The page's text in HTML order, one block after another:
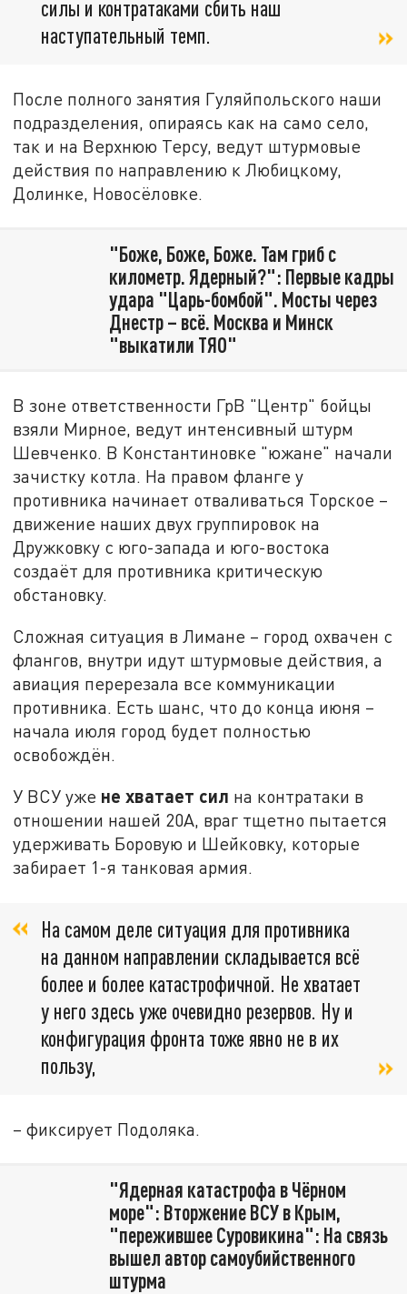
силы и контратаками сбить наш
наступательный темп.
После полного занятия Гуляйпольского наши
подразделения, опираясь как на само село,
так и на Верхнюю Терсу, ведут штурмовые
действия по направлению к Любицкому,
Долинке, Новосёловке.
"Боже, Боже, Боже. Там гриб с
километр. Ядерный?": Первые кадры
удара "Царь-бомбой". Мосты через
Днестр – всё. Москва и Минск
"выкатили ТЯО"
В зоне ответственности ГрВ "Центр" бойцы
взяли Мирное, ведут интенсивный штурм
Шевченко. В Константиновке "южане" начали
зачистку котла. На правом фланге у
противника начинает отваливаться Торское –
движение наших двух группировок на
Дружковку с юго-запада и юго-востока
создаёт для противника критическую
обстановку.
Сложная ситуация в Лимане – город охвачен с
флангов, внутри идут штурмовые действия, а
авиация перерезала все коммуникации
противника. Есть шанс, что до конца июня –
начала июля город будет полностью
освобождён.
У ВСУ уже не хватает сил на контратаки в
отношении нашей 20А, враг тщетно пытается
удерживать Боровую и Шейковку, которые
забирает 1-я танковая армия.
На самом деле ситуация для противника
на данном направлении складывается всё
более и более катастрофичной. Не хватает
у него здесь уже очевидно резервов. Ну и
конфигурация фронта тоже явно не в их
пользу,
– фиксирует Подоляка.
"Ядерная катастрофа в Чёрном
море": Вторжение ВСУ в Крым,
"пережившее Суровикина": На связь
вышел автор самоубийственного
штурма